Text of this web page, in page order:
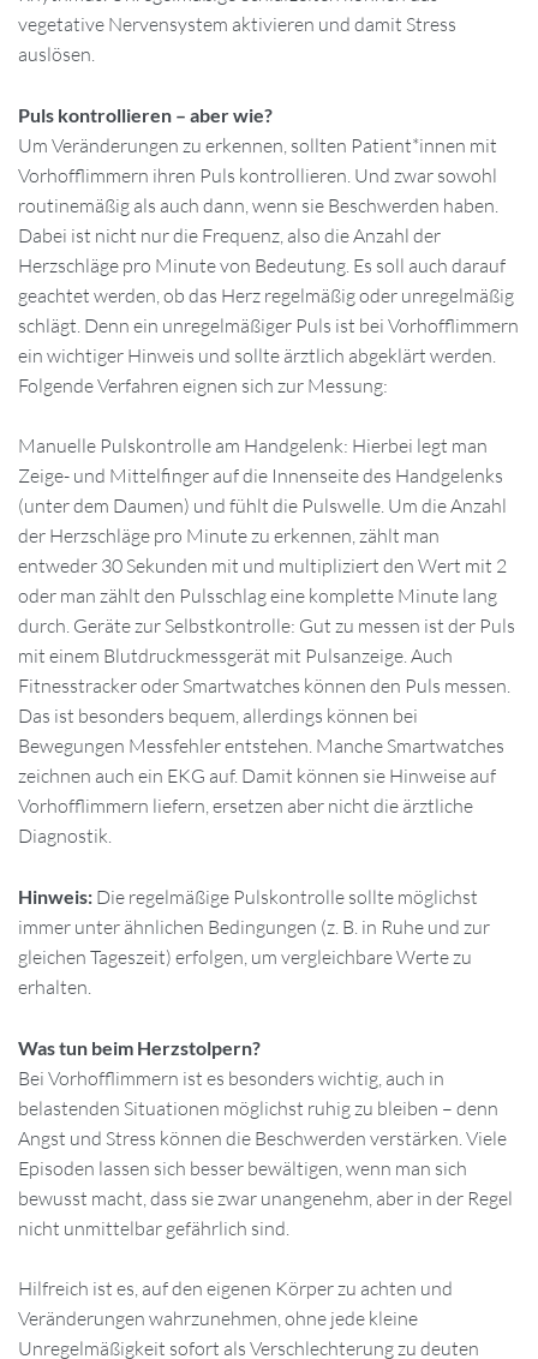
vegetative Nervensystem aktivieren und damit Stress
auslösen.
Puls kontrollieren – aber wie?
Um Veränderungen zu erkennen, sollten Patient*innen mit
Vorhofflimmern ihren Puls kontrollieren. Und zwar sowohl
routinemäßig als auch dann, wenn sie Beschwerden haben.
Dabei ist nicht nur die Frequenz, also die Anzahl der
Herzschläge pro Minute von Bedeutung. Es soll auch darauf
geachtet werden, ob das Herz regelmäßig oder unregelmäßig
schlägt. Denn ein unregelmäßiger Puls ist bei Vorhofflimmern
ein wichtiger Hinweis und sollte ärztlich abgeklärt werden.
Folgende Verfahren eignen sich zur Messung:
Manuelle Pulskontrolle am Handgelenk: Hierbei legt man
Zeige- und Mittelfinger auf die Innenseite des Handgelenks
(unter dem Daumen) und fühlt die Pulswelle. Um die Anzahl
der Herzschläge pro Minute zu erkennen, zählt man
entweder 30 Sekunden mit und multipliziert den Wert mit 2
oder man zählt den Pulsschlag eine komplette Minute lang
durch. Geräte zur Selbstkontrolle: Gut zu messen ist der Puls
mit einem Blutdruckmessgerät mit Pulsanzeige. Auch
Fitnesstracker oder Smartwatches können den Puls messen.
Das ist besonders bequem, allerdings können bei
Bewegungen Messfehler entstehen. Manche Smartwatches
zeichnen auch ein EKG auf. Damit können sie Hinweise auf
Vorhofflimmern liefern, ersetzen aber nicht die ärztliche
Diagnostik.
Hinweis: Die regelmäßige Pulskontrolle sollte möglichst
immer unter ähnlichen Bedingungen (z. B. in Ruhe und zur
gleichen Tageszeit) erfolgen, um vergleichbare Werte zu
erhalten.
Was tun beim Herzstolpern?
Bei Vorhofflimmern ist es besonders wichtig, auch in
belastenden Situationen möglichst ruhig zu bleiben – denn
Angst und Stress können die Beschwerden verstärken. Viele
Episoden lassen sich besser bewältigen, wenn man sich
bewusst macht, dass sie zwar unangenehm, aber in der Regel
nicht unmittelbar gefährlich sind.
Hilfreich ist es, auf den eigenen Körper zu achten und
Veränderungen wahrzunehmen, ohne jede kleine
Unregelmäßigkeit sofort als Verschlechterung zu deuten